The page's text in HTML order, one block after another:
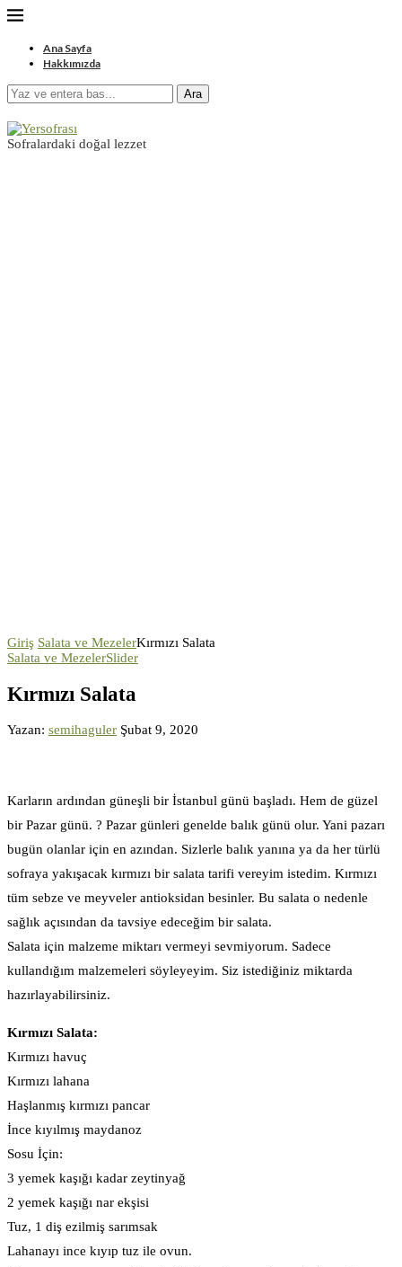
Ana Sayfa
Hakkımızda
Ara
Sofralardaki doğal lezzet
Giriş Salata ve MezelerKırmızı Salata
Salata ve MezelerSlider
Kırmızı Salata
Yazan: semihaguler Şubat 9, 2020
Karların ardından güneşli bir İstanbul günü başladı. Hem de güzel
bir Pazar günü. ? Pazar günleri genelde balık günü olur. Yani pazarı
bugün olanlar için en azından. Sizlerle balık yanına ya da her türlü
sofraya yakışacak kırmızı bir salata tarifi vereyim istedim. Kırmızı
tüm sebze ve meyveler antioksidan besinler. Bu salata o nedenle
sağlık açısından da tavsiye edeceğim bir salata.
Salata için malzeme miktarı vermeyi sevmiyorum. Sadece
kullandığım malzemeleri söyleyeyim. Siz istediğiniz miktarda
hazırlayabilirsiniz.
Kırmızı Salata:
Kırmızı havuç
Kırmızı lahana
Haşlanmış kırmızı pancar
İnce kıyılmış maydanoz
Sosu İçin:
3 yemek kaşığı kadar zeytinyağ
2 yemek kaşığı nar ekşisi
Tuz, 1 diş ezilmiş sarımsak
Lahanayı ince kıyıp tuz ile ovun.